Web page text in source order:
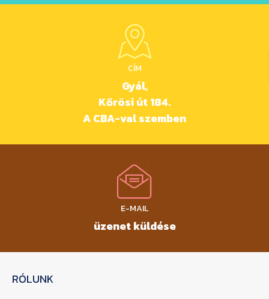
CÍM
Gyál,
Kőrösi út 184.
A CBA-val szemben
E-MAIL
üzenet küldése
RÓLUNK